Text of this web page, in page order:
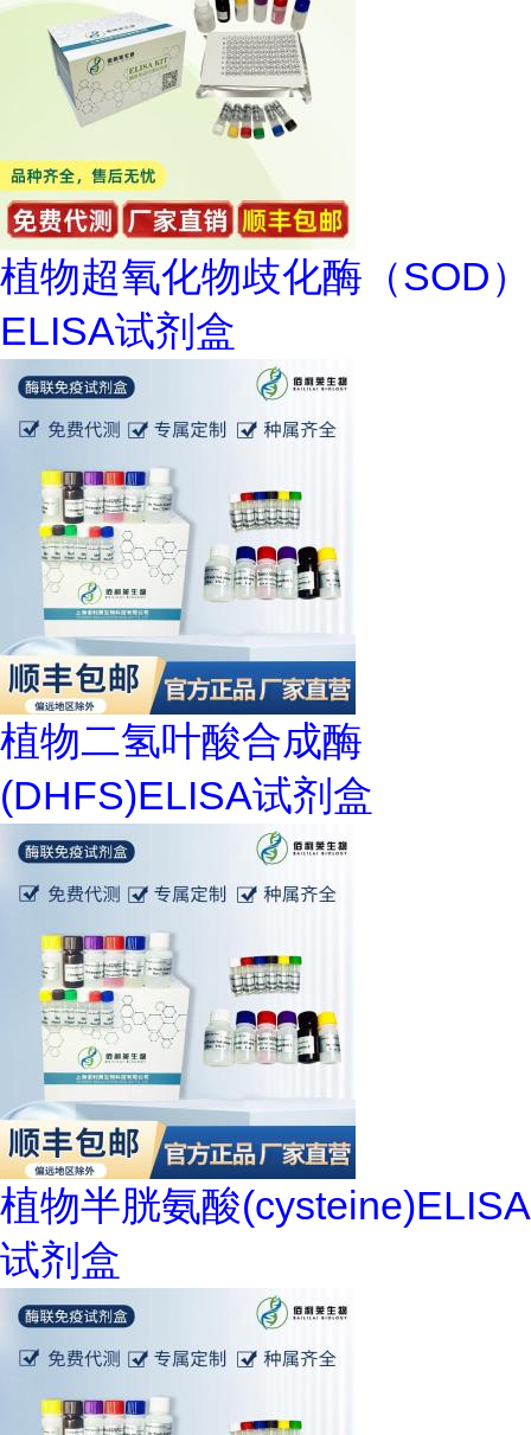
植物超氧化物歧化酶（SOD）
ELISA试剂盒
植物二氢叶酸合成酶
(DHFS)ELISA试剂盒
植物半胱氨酸(cysteine)ELISA
试剂盒